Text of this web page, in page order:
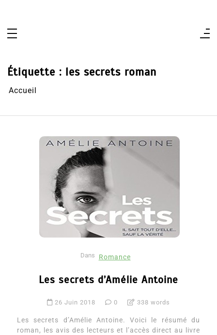
Étiquette : les secrets roman
Accueil
Dans Romance
Les secrets d’Amélie Antoine
26 Juin 2018 0 338 words
Les secrets d’Amélie Antoine. Voici le résumé du
roman, les avis des lecteurs et l’accès direct au livre